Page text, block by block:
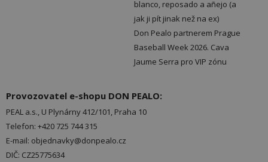
blanco, reposado a añejo (a
jak ji pít jinak než na ex)
Don Pealo partnerem Prague
Baseball Week 2026. Cava
Jaume Serra pro VIP zónu
Provozovatel e-shopu DON PEALO:
PEAL a.s., U Plynárny 412/101, Praha 10
Telefon: +420 725 744 315
E-mail: objednavky@donpealo.cz
DIČ: CZ25775634